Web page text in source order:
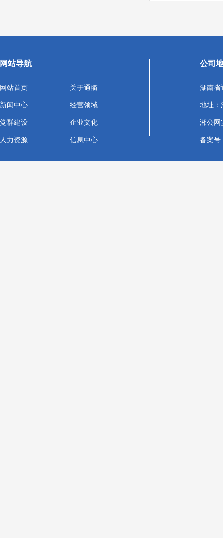
网站导航
网站首页 关于通衢
新闻中心 经营领域
党群建设 企业文化
人力资源 信息中心
公司
湖南省
地址：
湘公网
备案